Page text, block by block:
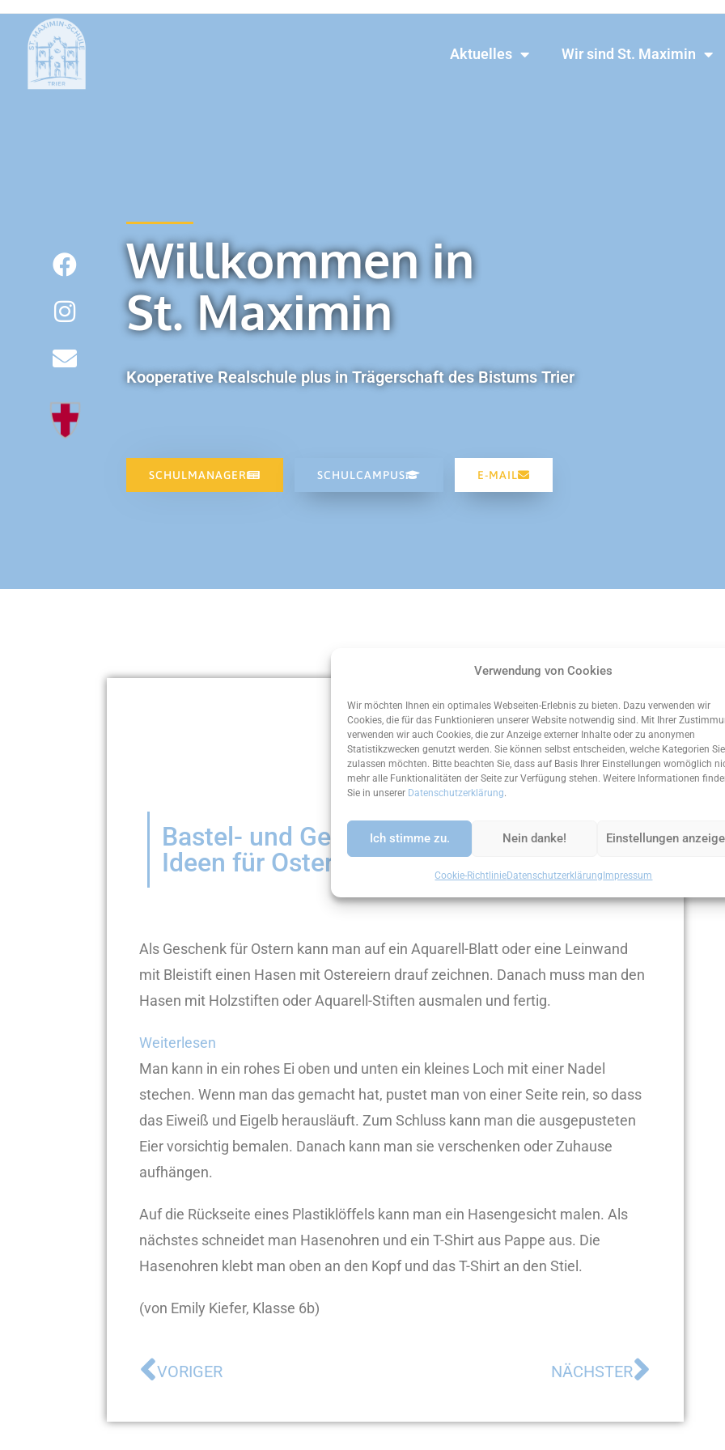
Verwendung von Cookies
Wir möchten Ihnen ein optimales Webseiten-Erlebnis zu bieten. Dazu verwenden wir
Cookies, die für das Funktionieren unserer Website notwendig sind. Mit Ihrer
verwenden wir auch Cookies, die zur Anzeige externer Inhalte oder zu anonymen
Statistikzwecken genutzt werden. Sie können selbst entscheiden, welche Kategorien Sie
zulassen möchten. Bitte beachten Sie, dass auf Basis Ihrer Einstellungen womöglich
mehr alle Funktionalitäten der Seite zur Verfügung stehen. Weitere Informationen
Sie in unserer Datenschutzerklärung.
Ich stimme zu. Nein danke! Einstellungen
Cookie-RichtlinieDatenschutzerklärungImpressum
Aktuelles Wir sind St. Maximin
Willkommen in
St. Maximin
Kooperative Realschule plus in Trägerschaft des Bistums Trier
SCHULMANAGER SCHULCAMPUS E-MAIL
Bastel- und Geschenk-
Ideen für Ostern
Als Geschenk für Ostern kann man auf ein Aquarell-Blatt oder eine Leinwand
mit Bleistift einen Hasen mit Ostereiern drauf zeichnen. Danach muss man den
Hasen mit Holzstiften oder Aquarell-Stiften ausmalen und fertig.
Weiterlesen
Man kann in ein rohes Ei oben und unten ein kleines Loch mit einer Nadel
stechen. Wenn man das gemacht hat, pustet man von einer Seite rein, so dass
das Eiweiß und Eigelb herausläuft. Zum Schluss kann man die ausgepusteten
Eier vorsichtig bemalen. Danach kann man sie verschenken oder Zuhause
aufhängen.
Auf die Rückseite eines Plastiklöffels kann man ein Hasengesicht malen. Als
nächstes schneidet man Hasenohren und ein T-Shirt aus Pappe aus. Die
Hasenohren klebt man oben an den Kopf und das T-Shirt an den Stiel.
(von Emily Kiefer, Klasse 6b)
VORIGER NÄCHSTER